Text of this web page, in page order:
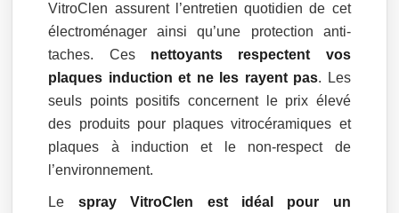
VitroClen assurent l’entretien quotidien de cet
électroménager ainsi qu’une protection anti-
taches. Ces nettoyants respectent vos
plaques induction et ne les rayent pas. Les
seuls points positifs concernent le prix élevé
des produits pour plaques vitrocéramiques et
plaques à induction et le non-respect de
l’environnement.
Le spray VitroClen est idéal pour un